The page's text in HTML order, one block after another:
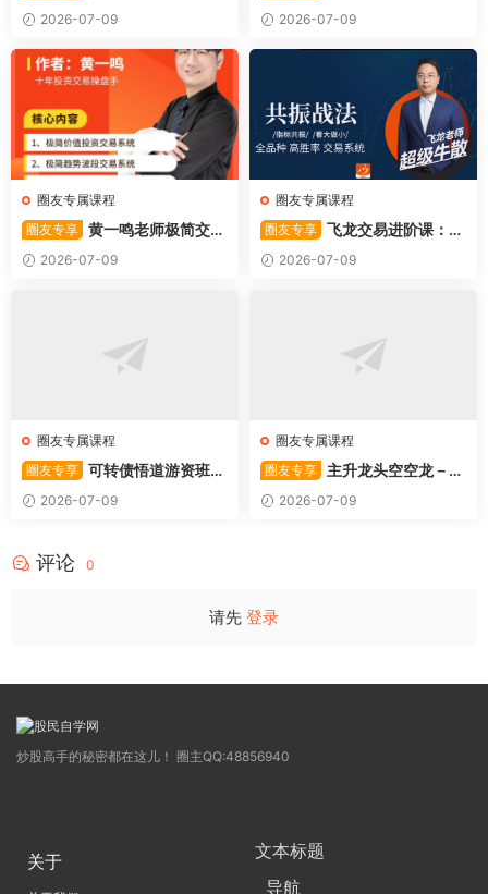
作系统—从入门到精通
2026-07-09
板后强势战法
2026-07-09
圈友专属课程
圈友专享 黄一鸣老师极简交易
系统2026-07-09
圈友专属课程
圈友专享 飞龙交易进阶课：共
振战法
2026-07-09
圈友专属课程
圈友专享 可转债悟道游资班出
奇系列悟道系列守正系列课程-
卓妍
2026-07-09
圈友专属课程
圈友专享
主升龙头空空龙－竞
价抢筹盘口的量化公式与十几
年的体系干货，全篇2026061
2026-07-09
评论 0
请先 登录
炒股高手的秘密都在这儿！ 圈主QQ:48856940
关于
文本标题
导航